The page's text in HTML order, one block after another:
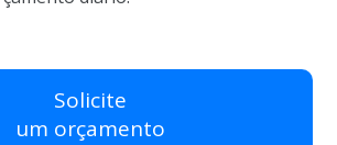
Solicite
um orçamento